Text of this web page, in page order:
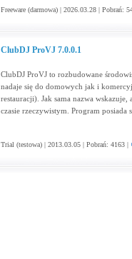
Freeware (darmowa) | 2026.03.28 | Pobrań:
ClubDJ ProVJ 7.0.0.1
ClubDJ ProVJ to rozbudowane
nadaje się do domowych jak i
restauracji). Jak sama nazwa
czasie rzeczywistym. Program posiada
Trial (testowa) | 2013.03.05 | Pobrań: 4163 |